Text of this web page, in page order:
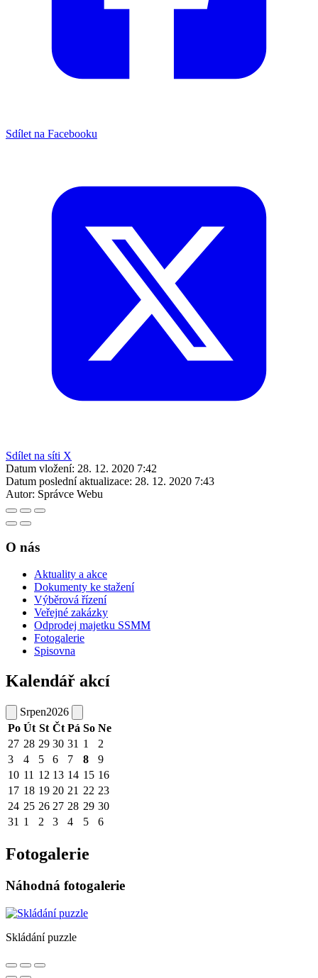
Sdílet na Facebooku
Sdílet na síti X
Datum vložení: 28. 12. 2020 7:42
Datum poslední aktualizace: 28. 12. 2020 7:43
Autor: Správce Webu
O nás
Aktuality a akce
Dokumenty ke stažení
Výběrová řízení
Veřejné zakázky
Odprodej majetku SSMM
Fotogalerie
Spisovna
Kalendář akcí
Srpen2026
Po Út St Čt Pá So Ne
27 28 29 30 31 1
2
3
4 5 6 7 8
9
10 11 12 13 14 15 16
17 18 19 20 21 22 23
24 25 26 27 28 29 30
31 1 2 3 4 5 6
Fotogalerie
Náhodná fotogalerie
Skládání puzzle